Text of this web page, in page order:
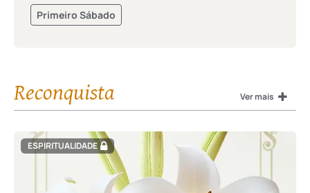
Primeiro Sábado
Reconquista Ver mais
ESPIRITUALIDADE